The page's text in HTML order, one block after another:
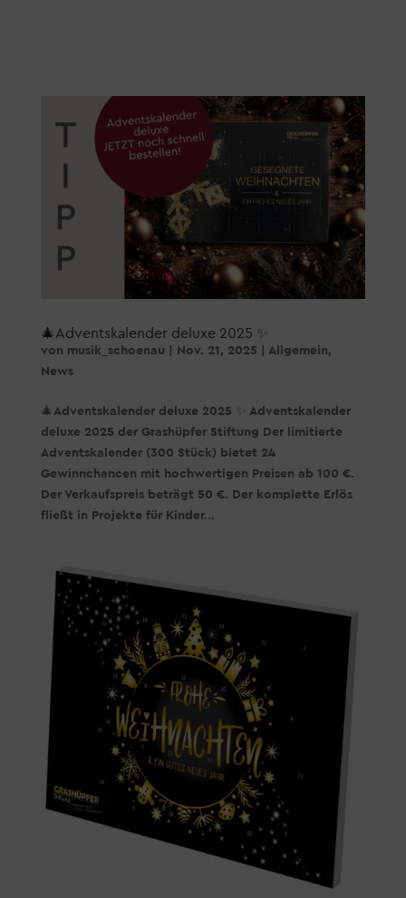
🎄Adventskalender deluxe 2025 ✨
von musik_schoenau Nov. 21, 2025 Allgemein,
News
🎄Adventskalender deluxe 2025 ✨ Adventskalender
deluxe 2025 der Grashüpfer Stiftung Der limitierte
Adventskalender (300 Stück) bietet 24
Gewinnchancen mit hochwertigen Preisen ab 100 €.
Der Verkaufspreis beträgt 50 €. Der komplette Erlös
fließt in Projekte für Kinder...